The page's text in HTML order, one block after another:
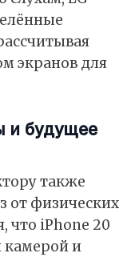
экранов для
и будущее
также
от физических
что iPhone 20
камерой и